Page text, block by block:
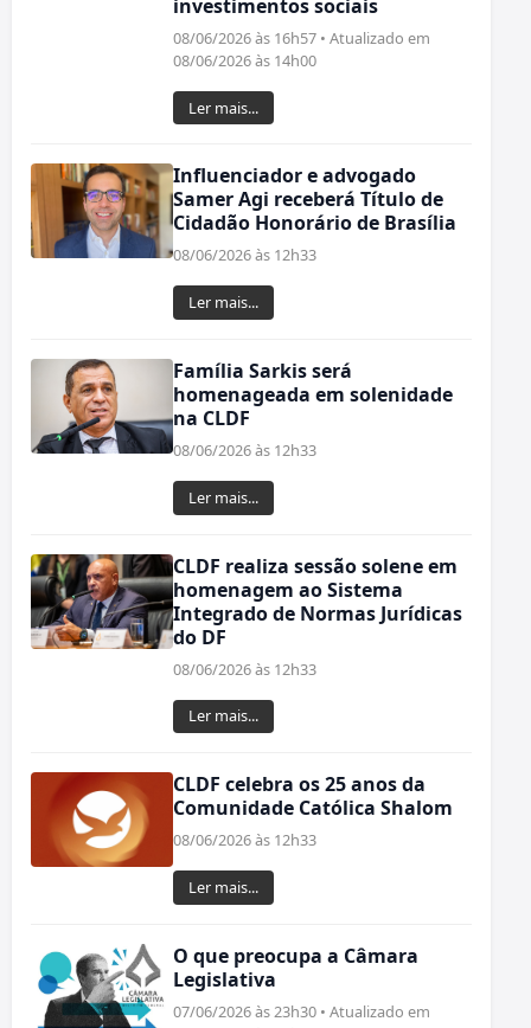
investimentos sociais
08/06/2026 às 16h57 • Atualizado em
08/06/2026 às 14h00
Ler mais...
Influenciador e advogado
Samer Agi receberá Título de
Cidadão Honorário de Brasília
08/06/2026 às 12h33
Ler mais...
Família Sarkis será
homenageada em solenidade
na CLDF
08/06/2026 às 12h33
Ler mais...
CLDF realiza sessão solene em
homenagem ao Sistema
Integrado de Normas Jurídicas
do DF
08/06/2026 às 12h33
Ler mais...
CLDF celebra os 25 anos da
Comunidade Católica Shalom
08/06/2026 às 12h33
Ler mais...
O que preocupa a Câmara
Legislativa
07/06/2026 às 23h30 • Atualizado em